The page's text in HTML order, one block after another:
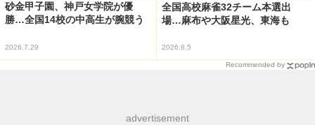
砂金甲子園、神戸女学院が優
勝…全国14校の中高生が腕競う
2026.7.29
全国高校麻雀32チーム本選出
場…麻布や大阪星光、東海も
2026.8.5
Recommended by
advertisement